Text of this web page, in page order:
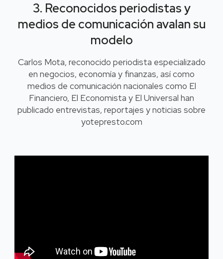
3. Reconocidos periodistas y
medios de comunicación avalan su
modelo
Carlos Mota, reconocido periodista especializado
en negocios, economía y finanzas, así como
medios de comunicación nacionales como El
Financiero, El Economista y El Universal han
publicado entrevistas, reportajes y noticias sobre
yotepresto.com